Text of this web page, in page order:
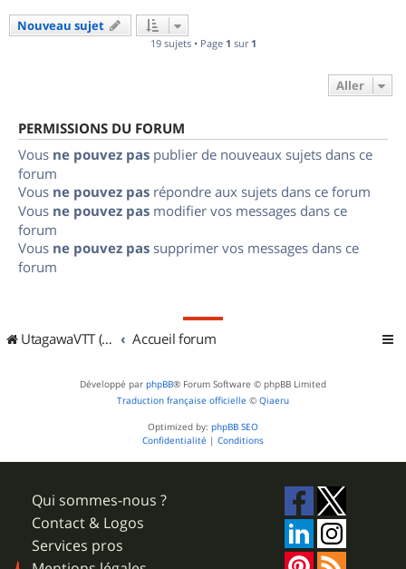
Nouveau sujet
19 sujets • Page 1 sur 1
Aller
PERMISSIONS DU FORUM
Vous ne pouvez pas publier de nouveaux sujets dans ce
forum
Vous ne pouvez pas répondre aux sujets dans ce forum
Vous ne pouvez pas modifier vos messages dans ce
forum
Vous ne pouvez pas supprimer vos messages dans ce
forum
UtagawaVTT (Randos VTT et VTTAE avec traces GPS) Accueil forum
Développé par phpBB® Forum Software © phpBB Limited
Traduction française officielle © Qiaeru
Optimized by: phpBB SEO
Confidentialité | Conditions
Qui sommes-nous ?
Contact & Logos
Services pros